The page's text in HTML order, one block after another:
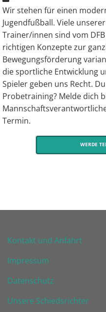
Wir stehen für einen
Jugendfußball. Viele
Trainer/innen sind vom
richtigen Konzepte zur
Bewegungsförderung
die sportliche Entwicklung
Spieler geben uns Recht.
Probetraining? Melde dich
Termin.
WERDE
Kontakt und Anfahrt
Impressum
Datenschutz
Unsere Schiedsrichter